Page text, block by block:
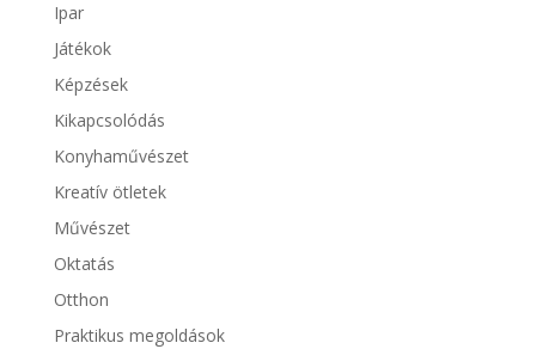
Ipar
Játékok
Képzések
Kikapcsolódás
Konyhaművészet
Kreatív ötletek
Művészet
Oktatás
Otthon
Praktikus megoldások